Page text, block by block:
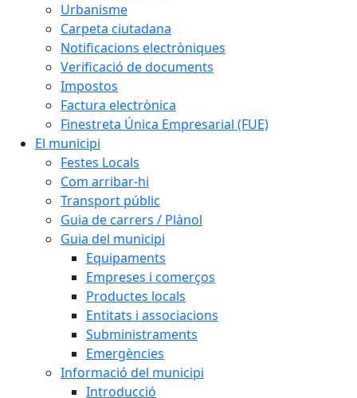
Urbanisme
Carpeta ciutadana
Notificacions electròniques
Verificació de documents
Impostos
Factura electrònica
Finestreta Única Empresarial (FUE)
El municipi
Festes Locals
Com arribar-hi
Transport públic
Guia de carrers / Plànol
Guia del municipi
Equipaments
Empreses i comerços
Productes locals
Entitats i associacions
Subministraments
Emergències
Informació del municipi
Introducció